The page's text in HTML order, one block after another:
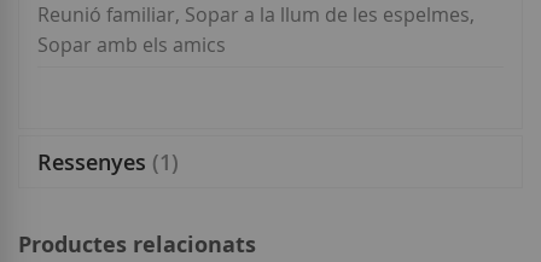
Reunió familiar, Sopar a la llum de les espelmes,
Sopar amb els amics
Ressenyes 1
Productes relacionats